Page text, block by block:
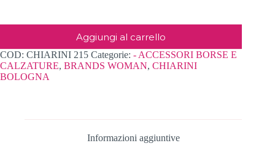
Aggiungi al carrello
COD: CHIARINI 215 Categorie: - ACCESSORI BORSE E
CALZATURE, BRANDS WOMAN, CHIARINI
BOLOGNA
Informazioni aggiuntive